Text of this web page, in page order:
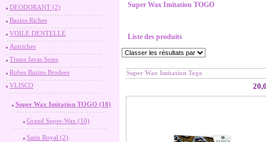
DEODORANT (2)
Bazins Riches
VOILE DENTELLE
Autriches
Tissus Javas Soies
Robes Bazins Brodees
VLISCO
Super Wax Imitation TOGO (18)
Grand Super-Wax (10)
Satin Royal (2)
Super Wax Imitation TOGO
Liste des produits
Super Wax Imitation Togo